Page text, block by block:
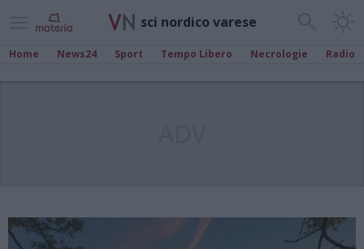
sci nordico varese
Home News24 Sport Tempo Libero Necrologie Radio